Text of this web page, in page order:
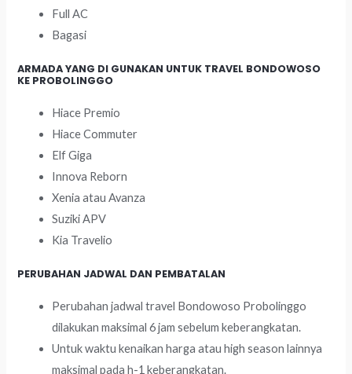
Full AC
Bagasi
ARMADA YANG DI GUNAKAN UNTUK TRAVEL BONDOWOSO
KE PROBOLINGGO
Hiace Premio
Hiace Commuter
Elf Giga
Innova Reborn
Xenia atau Avanza
Suziki APV
Kia Travelio
PERUBAHAN JADWAL DAN PEMBATALAN
Perubahan jadwal travel Bondowoso Probolinggo
dilakukan maksimal 6 jam sebelum keberangkatan.
Untuk waktu kenaikan harga atau high season lainnya
maksimal pada h-1 keberangkatan.